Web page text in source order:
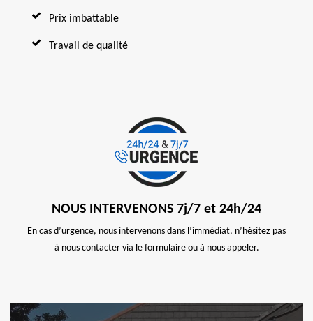
Prix imbattable
Travail de qualité
NOUS INTERVENONS 7j/7 et 24h/24
En cas d’urgence, nous intervenons dans l’immédiat, n’hésitez pas
à nous contacter via le formulaire ou à nous appeler.